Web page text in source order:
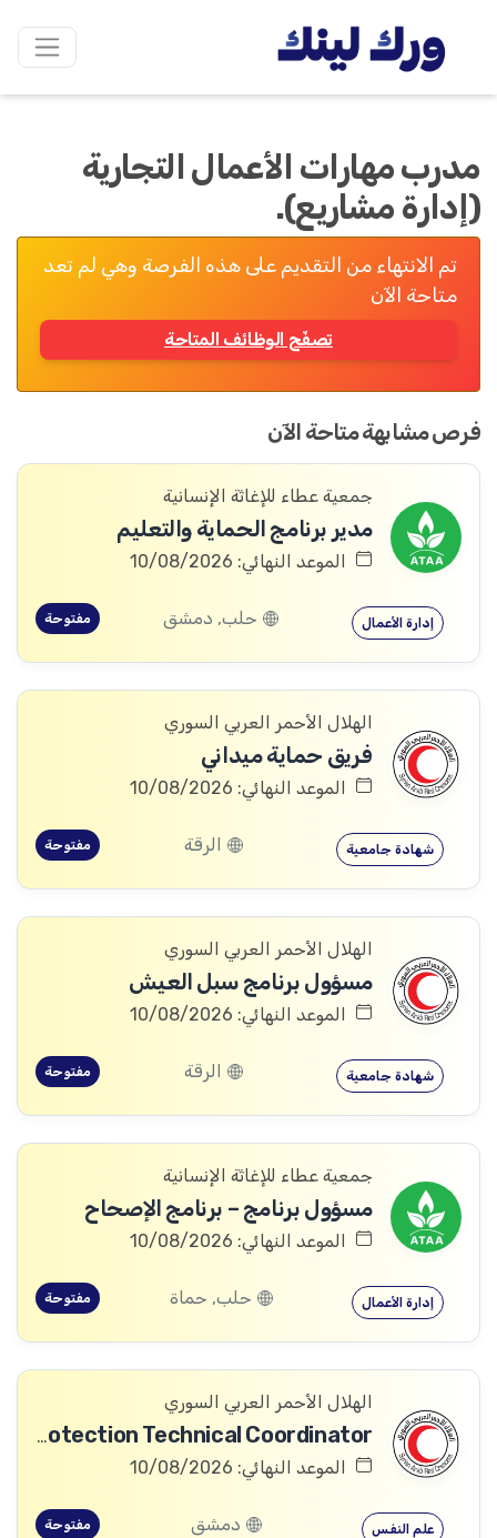
مدرب مهارات الأعمال التجارية
(إدارة مشاريع).
تم الانتهاء من التقديم على هذه الفرصة وهي لم تعد
متاحة الآن
تصفّح الوظائف المتاحة
فرص مشابهة متاحة الآن
جمعية عطاء للإغاثة الإنسانية
مدير برنامج الحماية والتعليم
الموعد النهائي: 10/08/2026
إدارة الأعمال حلب, دمشق مفتوحة
الهلال الأحمر العربي السوري
فريق حماية ميداني
الموعد النهائي: 10/08/2026
شهادة جامعية الرقة مفتوحة
الهلال الأحمر العربي السوري
مسؤول برنامج سبل العيش
الموعد النهائي: 10/08/2026
شهادة جامعية الرقة مفتوحة
جمعية عطاء للإغاثة الإنسانية
مسؤول برنامج – برنامج الإصحاح
الموعد النهائي: 10/08/2026
إدارة الأعمال حلب, حماة مفتوحة
الهلال الأحمر العربي السوري
Community Services and Protection Technical Coordinator
الموعد النهائي: 10/08/2026
علم النفس دمشق مفتوحة